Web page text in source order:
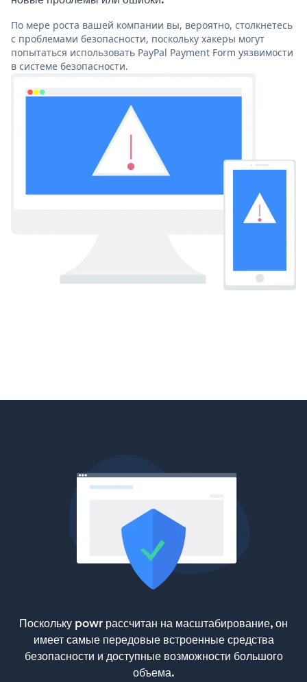
По мере роста вашей компании вы, вероятно, столкнетесь
с проблемами безопасности, поскольку хакеры могут
попытаться использовать PayPal Payment Form уязвимости
в системе безопасности.
Поскольку powr рассчитан на масштабирование, он
имеет самые передовые встроенные средства
безопасности и доступные возможности большого
объема.